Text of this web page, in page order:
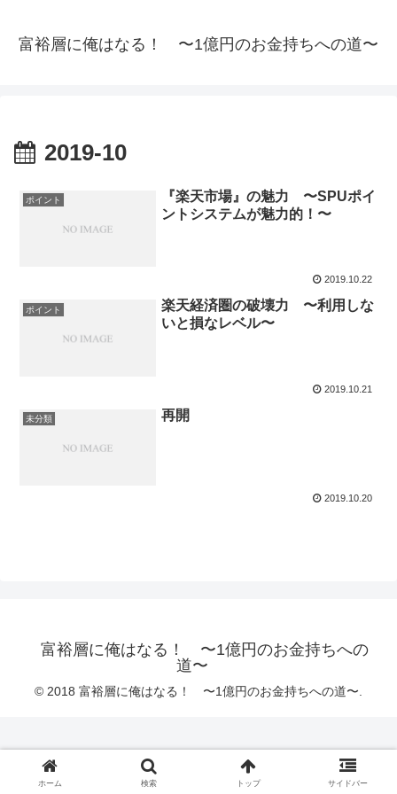
富裕層に俺はなる！ 〜1億円のお金持ちへの道〜
2019-10
ポイント
『楽天市場』の魅力 〜SPUポイ
ントシステムが魅力的！〜
2019.10.22
ポイント
楽天経済圏の破壊力 〜利用しな
いと損なレベル〜
2019.10.21
未分類 再開
2019.10.20
富裕層に俺はなる！ 〜1億円のお金持ちへの
道〜
© 2018 富裕層に俺はなる！ 〜1億円のお金持ちへの道〜.
ホーム 検索 トップ サイドバー